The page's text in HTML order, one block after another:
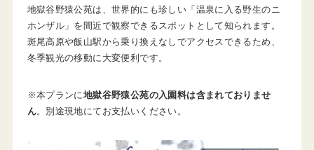
地獄谷野猿公苑は、世界的にも珍しい「温泉に入る野生のニ
ホンザル」を間近で観察できるスポットとして知られます。
斑尾高原や飯山駅から乗り換えなしでアクセスできるため、
冬季観光の移動に大変便利です。
※本プランに地獄谷野猿公苑の入園料は含まれておりませ
ん。別途現地にてお支払いください。